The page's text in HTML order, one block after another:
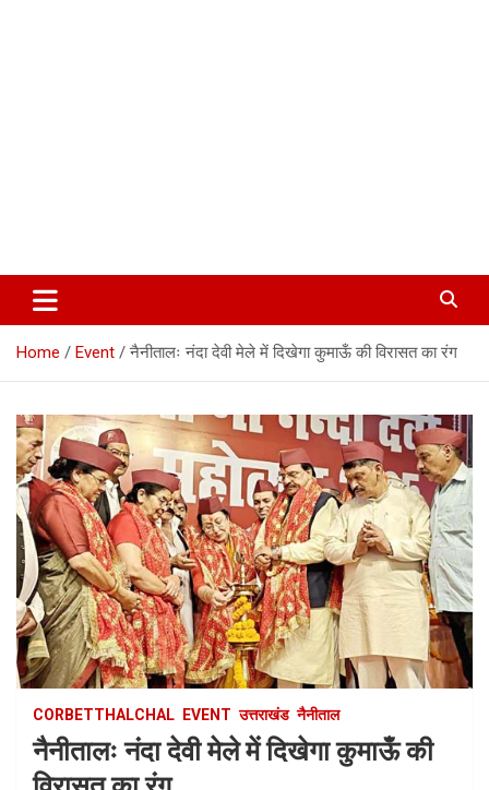
Corbett Halchal (कॉर्बेट हलचल)
Home Event नैनीतालः नंदा देवी मेले में दिखेगा कुमाऊँ की विरासत का रंग
CORBETTHALCHAL EVENT उत्तराखंड नैनीताल
नैनीतालः नंदा देवी मेले में दिखेगा कुमाऊँ की